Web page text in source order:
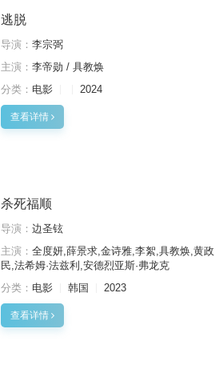
逃脱
导演： 李宗弼
主演： 李帝勋 / 具教焕
分类： 电影 2024
查看详情
杀死福顺
导演： 边圣铉
主演： 全度妍,薛景求,金诗雅,李絮,具教焕,黄政
民,法希姆·法兹利,安德烈亚斯·弗龙克
分类： 电影 韩国 2023
查看详情